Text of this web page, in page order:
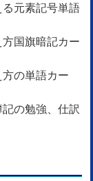
元素記号単語
国旗暗記カー
の単語カー
の勉強、仕訳